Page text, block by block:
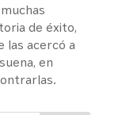
de éxito,
las acercó a
en